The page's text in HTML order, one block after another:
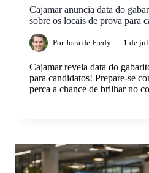
Cajamar anuncia data do
sobre os locais de prova para
Por Joca de Fredy 1 de
Cajamar revela data do
para candidatos! Prepare-se
perca a chance de brilhar no